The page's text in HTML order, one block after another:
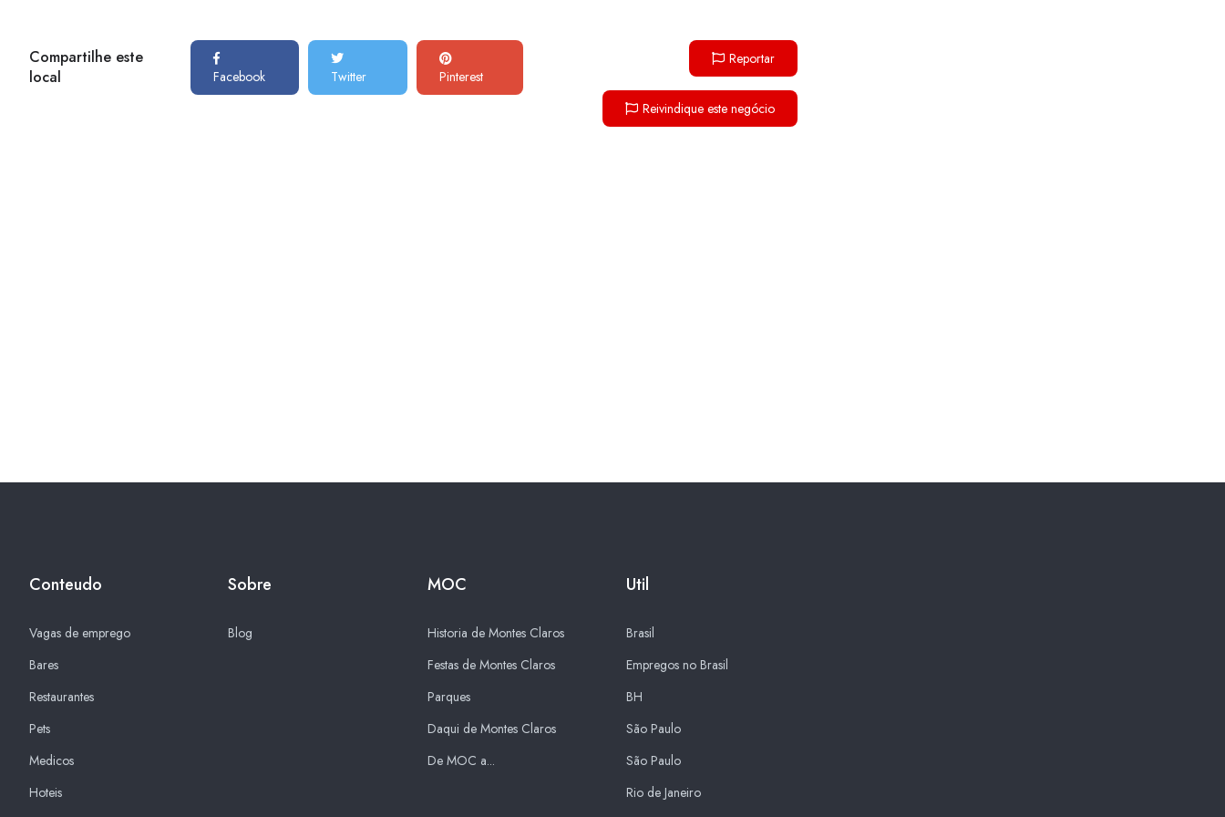
Compartilhe este
local
Facebook Twitter Pinterest
Reportar
Reivindique este negócio
Conteudo
Vagas de emprego
Bares
Restaurantes
Pets
Medicos
Hoteis
Sobre
Blog
MOC
Historia de Montes Claros
Festas de Montes Claros
Parques
Daqui de Montes Claros
De MOC a...
Util
Brasil
Empregos no Brasil
BH
São Paulo
São Paulo
Rio de Janeiro